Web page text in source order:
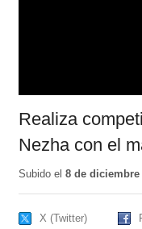
Realiza
Nezha con el
Subido el 8 de diciembre
X (Twitter)